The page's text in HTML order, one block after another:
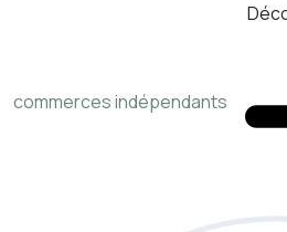
commerces indépendants